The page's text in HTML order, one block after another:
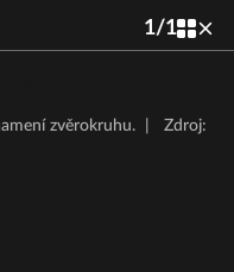
1/1
zvěrokruhu.
Zdroj: